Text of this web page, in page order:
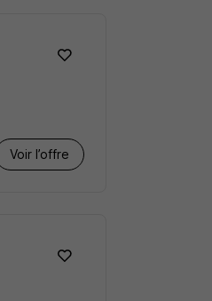
Voir l’offre